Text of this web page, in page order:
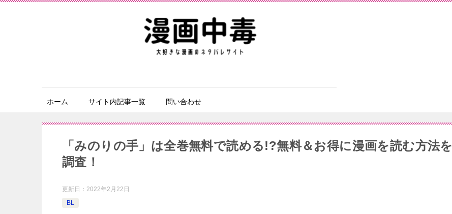
ホーム サイト内記事一覧 問い合わせ
「みのりの手」は全巻無料で読める!?無料＆お得に漫画を読む⽅法を
調査！
更新日： 2022年2月22日
BL